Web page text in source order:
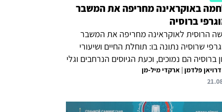
באוקראינה מחריפה את המשבר
ברוסיה
הרוסית לאוקראינה מחריפה את המשבר
שרוסיה נתונה בו: תוחלת החיים ושיעורי
ברוסיה הם נמוכים, וכעת הגיוסים הנרחבים וגלי
מהמדינה מחמירים את המצב. האוכלוסייה
וגם הרכבה משתנה: גברים צעירים
זקנים, נשים וילדים. רוסיה נקטה מאמצים
פלדמן| ארקדי מיל-מן